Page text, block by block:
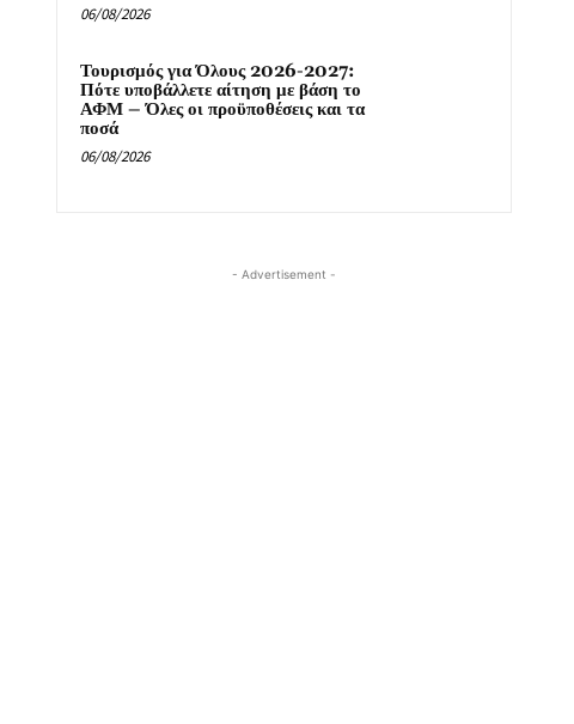
06/08/2026
Τουρισμός για Όλους 2026-2027:
Πότε υποβάλλετε αίτηση με βάση το
ΑΦΜ – Όλες οι προϋποθέσεις και τα
ποσά
06/08/2026
- Advertisement -